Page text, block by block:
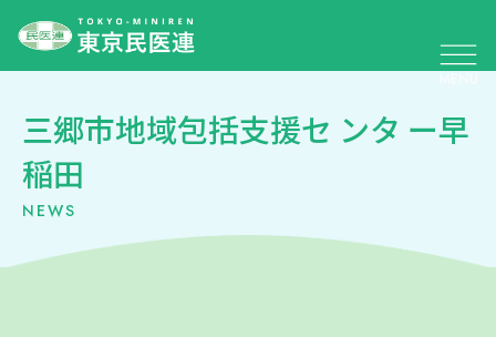
三郷市地域包括支援セ ンタ ー早
稲田
NEWS